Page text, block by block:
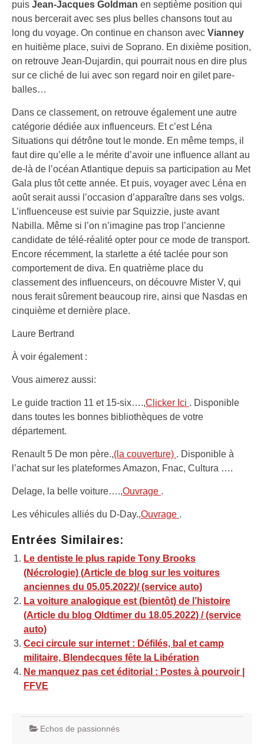
puis Jean-Jacques Goldman en septième position qui
nous bercerait avec ses plus belles chansons tout au
long du voyage. On continue en chanson avec Vianney
en huitième place, suivi de Soprano. En dixième position,
on retrouve Jean-Dujardin, qui pourrait nous en dire plus
sur ce cliché de lui avec son regard noir en gilet pare-
balles…
Dans ce classement, on retrouve également une autre
catégorie dédiée aux influenceurs. Et c’est Léna
Situations qui détrône tout le monde. En même temps, il
faut dire qu’elle a le mérite d’avoir une influence allant au
de-là de l’océan Atlantique depuis sa participation au Met
Gala plus tôt cette année. Et puis, voyager avec Léna en
août serait aussi l’occasion d’apparaître dans ses volgs.
L’influenceuse est suivie par Squizzie, juste avant
Nabilla. Même si l’on n’imagine pas trop l’ancienne
candidate de télé-réalité opter pour ce mode de transport.
Encore récemment, la starlette a été taclée pour son
comportement de diva. En quatrième place du
classement des influenceurs, on découvre Mister V, qui
nous ferait sûrement beaucoup rire, ainsi que Nasdas en
cinquième et dernière place.
Laure Bertrand
À voir également :
Vous aimerez aussi:
Le guide traction 11 et 15-six….,Clicker Ici . Disponible
dans toutes les bonnes bibliothèques de votre
département.
Renault 5 De mon père.,(la couverture) . Disponible à
l’achat sur les plateformes Amazon, Fnac, Cultura ….
Delage, la belle voiture….,Ouvrage .
Les véhicules alliés du D-Day.,Ouvrage .
Entrées Similaires:
Le dentiste le plus rapide Tony Brooks
(Nécrologie) (Article de blog sur les voitures
anciennes du 05.05.2022)/ (service auto)
La voiture analogique est (bientôt) de l’histoire
(Article du blog Oldtimer du 18.05.2022) / (service
auto)
Ceci circule sur internet : Défilés, bal et camp
militaire, Blendecques fête la Libération
Ne manquez pas cet éditorial : Postes à pourvoir |
FFVE
Echos de passionnés